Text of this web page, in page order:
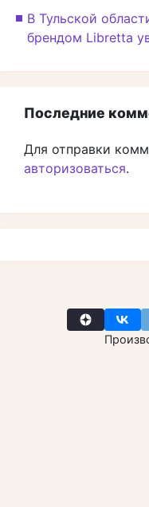
В Тульской
брендом Libretta
Последние
Для отправки
авторизоваться.